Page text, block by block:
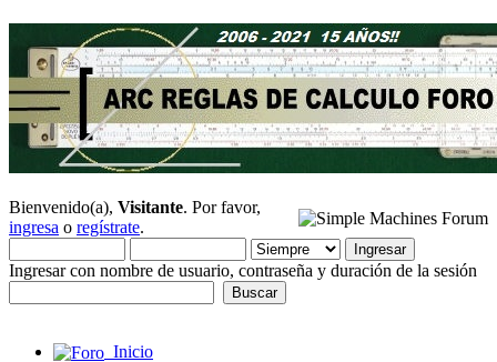
Bienvenido(a), Visitante. Por favor,
ingresa o regístrate.
Ingresar con nombre de usuario, contraseña y duración de la sesión
Inicio